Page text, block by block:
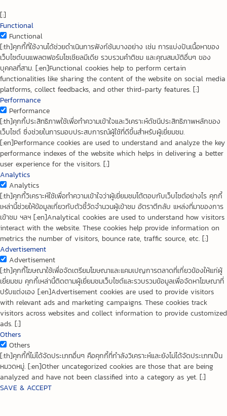
[:]
Functional
Functional
[:th]คุกกี้ที่ใช้งานได้ช่วยดำเนินการฟังก์ชันบางอย่าง เช่น การแบ่งปันเนื้อหาของ
เว็บไซต์บนแพลตฟอร์มโซเชียลมีเดีย รวบรวมคำติชม และคุณสมบัติอื่นๆ ของ
บุคคลที่สาม. [:en]Functional cookies help to perform certain
functionalities like sharing the content of the website on social media
platforms, collect feedbacks, and other third-party features. [:]
Performance
Performance
[:th]คุกกี้ประสิทธิภาพใช้เพื่อทำความเข้าใจและวิเคราะห์ดัชนีประสิทธิภาพหลักของ
เว็บไซต์ ซึ่งช่วยในการมอบประสบการณ์ผู้ใช้ที่ดีขึ้นสำหรับผู้เยี่ยมชม.
[:en]Performance cookies are used to understand and analyze the key
performance indexes of the website which helps in delivering a better
user experience for the visitors. [:]
Analytics
Analytics
[:th]คุกกี้วิเคราะห์ใช้เพื่อทำความเข้าใจว่าผู้เยี่ยมชมโต้ตอบกับเว็บไซต์อย่างไร คุกกี้
เหล่านี้ช่วยให้ข้อมูลเกี่ยวกับตัวชี้วัดจำนวนผู้เข้าชม อัตราตีกลับ แหล่งที่มาของการ
เข้าชม ฯลฯ [:en]Analytical cookies are used to understand how visitors
interact with the website. These cookies help provide information on
metrics the number of visitors, bounce rate, traffic source, etc. [:]
Advertisement
Advertisement
[:th]คุกกี้โฆษณาใช้เพื่อจัดเตรียมโฆษณาและแคมเปญการตลาดที่เกี่ยวข้องให้แก่ผู้
เยี่ยมชม คุกกี้เหล่านี้ติดตามผู้เยี่ยมชมเว็บไซต์และรวบรวมข้อมูลเพื่อจัดหาโฆษณาที่
ปรับแต่งเอง [:en]Advertisement cookies are used to provide visitors
with relevant ads and marketing campaigns. These cookies track
visitors across websites and collect information to provide customized
ads. [:]
Others
Others
[:th]คุกกี้ที่ไม่ได้จัดประเภทอื่นๆ คือคุกกี้ที่กำลังวิเคราะห์และยังไม่ได้จัดประเภทเป็น
หมวดหมู่. [:en]Other uncategorized cookies are those that are being
analyzed and have not been classified into a category as yet. [:]
SAVE & ACCEPT